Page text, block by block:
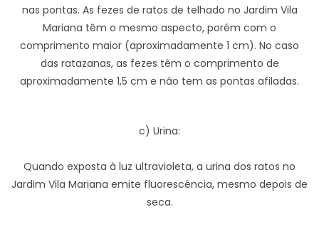
nas pontas. As fezes de ratos de telhado no Jardim Vila
Mariana têm o mesmo aspecto, porém com o
comprimento maior (aproximadamente 1 cm). No caso
das ratazanas, as fezes têm o comprimento de
aproximadamente 1,5 cm e não tem as pontas afiladas.
c) Urina:
Quando exposta à luz ultravioleta, a urina dos ratos no
Jardim Vila Mariana emite fluorescência, mesmo depois de
seca.